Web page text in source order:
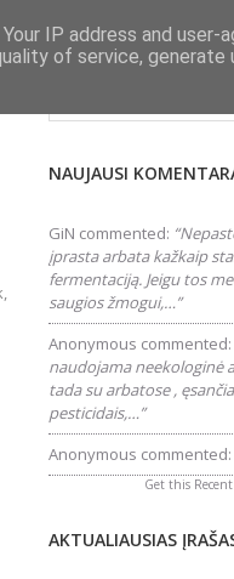
Ieškokite šiame
NAUJAUSI
GiN commented:
įprasta arbata kažkaip
fermentaciją. Jeigu tos
saugios žmogui,…”
Anonymous commented:
naudojama neekologinė
tada su arbatose ,
pesticidais,…”
Anonymous commented:
Get this
AKTUALIAUSIAS
IP address and user-
of service, generate